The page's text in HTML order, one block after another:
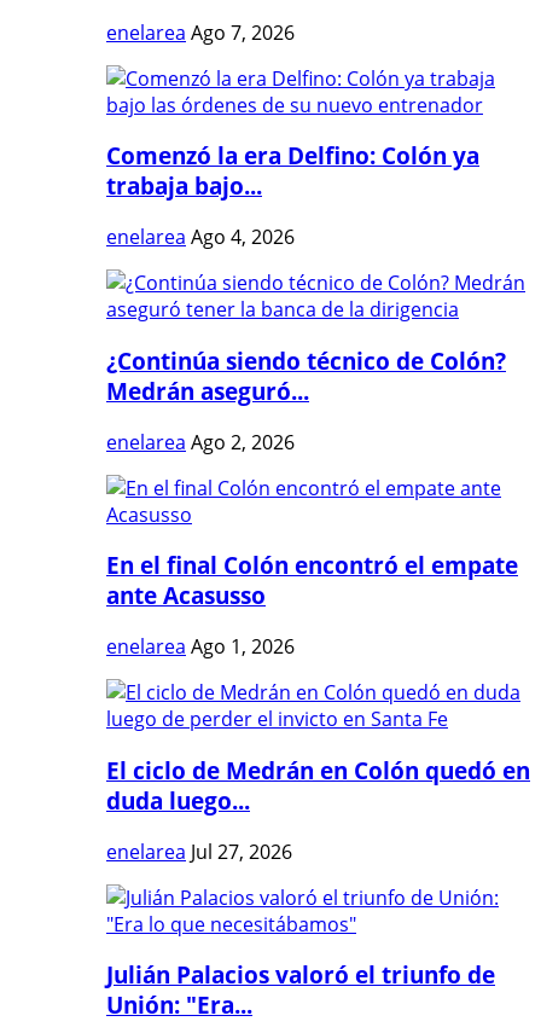
enelarea Ago 7, 2026
Comenzó la era Delfino: Colón ya
trabaja bajo...
enelarea Ago 4, 2026
¿Continúa siendo técnico de Colón?
Medrán aseguró...
enelarea Ago 2, 2026
En el final Colón encontró el empate
ante Acasusso
enelarea Ago 1, 2026
El ciclo de Medrán en Colón quedó en
duda luego...
enelarea Jul 27, 2026
Julián Palacios valoró el triunfo de
Unión: "Era...